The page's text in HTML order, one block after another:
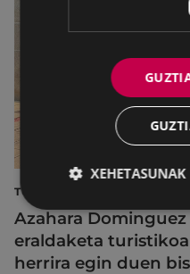
TURISMOA
Azahara
eraldaketa
herrira egin duen
XEHETASUNAK